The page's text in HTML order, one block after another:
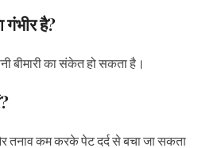
गंभीर है?
बीमारी का संकेत हो सकता है।
कम करके पेट दर्द से बचा जा सकता